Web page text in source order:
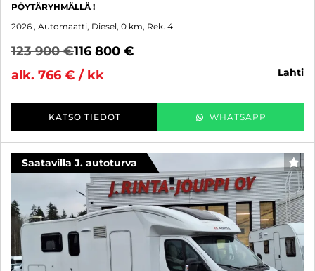
PÖYTÄRYHMÄLLÄ !
2026 , Automaatti, Diesel, 0 km, Rek. 4
123 900 €116 800 €
alk. 766 € / kk
lahti
KATSO TIEDOT WHATSAPP
Saatavilla J. autoturva